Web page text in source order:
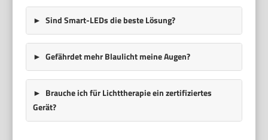
Sind Smart-LEDs die beste Lösung?
Gefährdet mehr Blaulicht meine Augen?
Brauche ich für Lichttherapie ein zertifiziertes
Gerät?